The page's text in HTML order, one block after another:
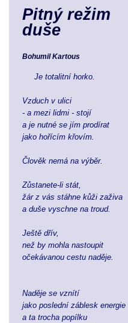
Pitný režim
duše
Bohumil Kartous
Je totalitní horko.
Vzduch v ulici
- a mezi lidmi - stojí
a je nutné se jím prodírat
jako hořícím křovím.
Člověk nemá na výběr.
Zůstanete-li stát,
žár z vás stáhne kůži zaživa
a duše vyschne na troud.
Ještě dřív,
než by mohla nastoupit
očekávanou cestu naděje.
Naděje se vznítí
jako poslední záblesk energie
a ta trocha popílku